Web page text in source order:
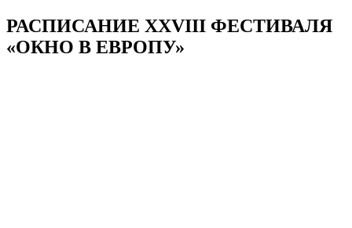
РАСПИСАНИЕ XXVIII ФЕСТИВАЛЯ
«ОКНО В ЕВРОПУ»